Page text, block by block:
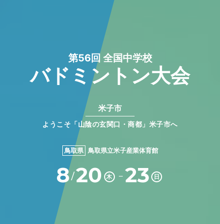
第56回 全国中学校
バドミントン大会
米子市
ようこそ「山陰の玄関口・商都」米子市へ
鳥取県 鳥取県立米子産業体育館
8/20 木 － 23 日